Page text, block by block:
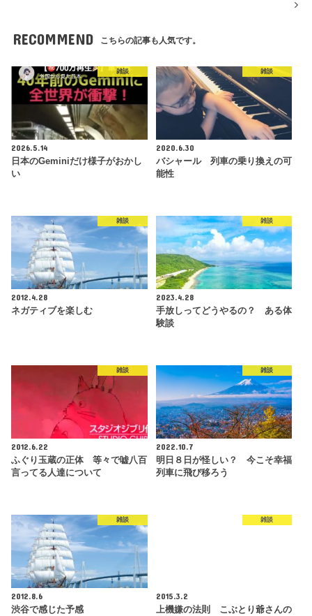
RECOMMEND こちらの記事も人気です。
雑談
2026.5.14
日本のGeminiだけ様子がおかし
い
雑談
2020.6.30
バシャール 列車の乗り換えの可
能性
雑談
2012.4.28
ネガティブを楽しむ
雑談
2023.4.28
手放しってどうやるの？ ある体
験談
雑談
2012.6.22
ふぐり玉蔵の正体 等々で嘘八百
言ってる人達について
雑談
2022.10.7
明日８日が怪しい？ 今こそ幸福
列車に飛び移ろう
雑談
2012.8.6
渋谷で感じた予感
雑談
2015.3.2
上機嫌の法則 こぶとり爺さんの